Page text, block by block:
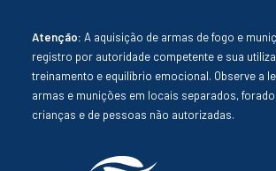
Atenção: A aquisição de armas de fogo e
registro por autoridade competente e sua
treinamento e equilíbrio emocional. Observe a
armas e munições em locais separados,
crianças e de pessoas não autorizadas.